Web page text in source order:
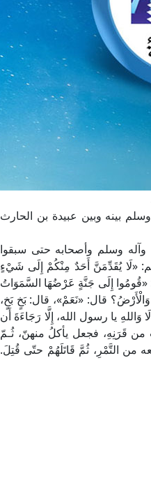
بينه وبين عبيدة بن الحارث
وسلم وأصحابه حتى سبقوا
«لَا يُقَدِّمَنَّ أَحَدٌ مِنْكُمْ إِلَى شَيْءٍ
«قُومُوا إِلَى جَنَّةٍ عَرْضُهَا السَّمَوَاتُ
قال: «نَعَمْ»، قال: بَخٍ بَخٍ،
يا رسول الله، إِلَّا رَجَاءَةَ أَن
من قَرَنِهِ، فجعل يأكلُ منهنّ، ثُـمّ
من التَّمْرِ، ثُمَّ قَاتَلَهُمْ حتّى قُتِلَ.